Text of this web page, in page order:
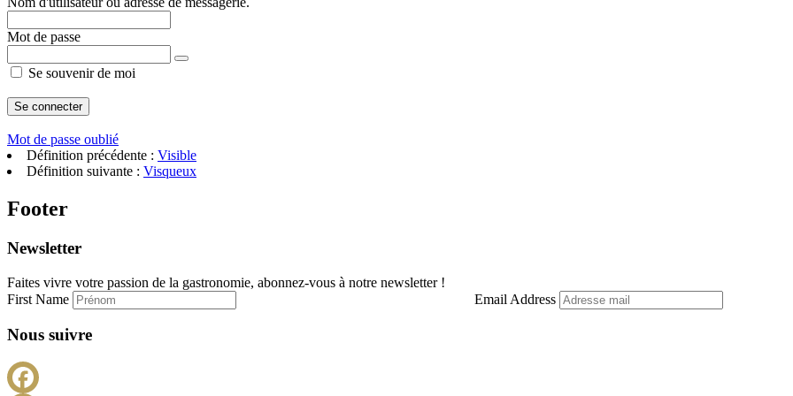
Mot de passe
Se souvenir de moi
Mot de passe oublié
Définition précédente : Visible
Définition suivante : Visqueux
Footer
Newsletter
Faites vivre votre passion de la gastronomie, abonnez-vous à notre newsletter !
First Name
Email Address
Nous suivre